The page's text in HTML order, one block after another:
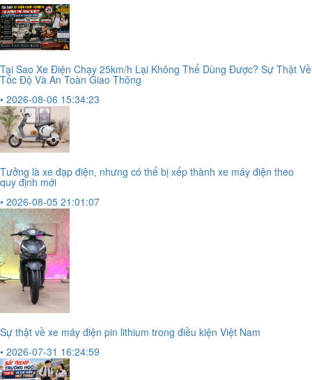
Tại Sao Xe Điện Chạy 25km/h Lại Không Thể Dùng Được? Sự Thật Về
Tốc Độ Và An Toàn Giao Thông
• 2026-08-06 15:34:23
Tưởng là xe đạp điện, nhưng có thể bị xếp thành xe máy điện theo
quy định mới
• 2026-08-05 21:01:07
Sự thật về xe máy điện pin lithium trong điều kiện Việt Nam
• 2026-07-31 16:24:59